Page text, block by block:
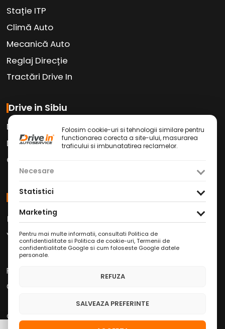
Stație ITP
Climă Auto
Mecanică Auto
Reglaj Direcție
Tractări Drive In
Drive in Sibiu
Drive in Car Wash
Drive in Cafe
Contact
Social Media
Facebook Instagram
Youtube/WhatsApp/LinkedIn
Politica de Confidențialitate
Condiții Service Auto
Copyright © 2026 Drive in Autoservice
Folosim cookie-uri si tehnologii similare pentru
functionarea corecta a site-ului, masurarea
traficului si imbunatatirea reclamelor.
Necesare
Statistici
Marketing
Pentru mai multe informatii, consultati Politica de
confidentialitate si Politica de cookie-uri,Termenii de
confidentialitate Google si cum foloseste Google datele
personale.
REFUZA
SALVEAZA PREFERINTE